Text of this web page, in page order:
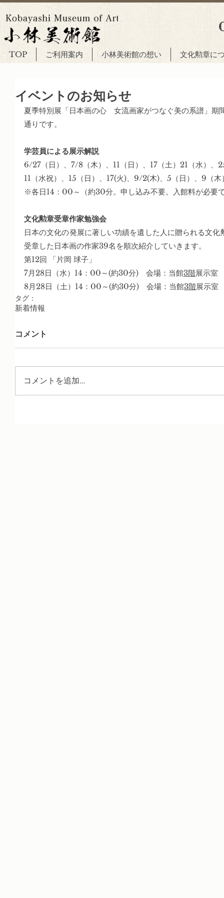
TOP ご利用案内 小林美術館の想い 文化勲章に
イベントのお知らせ
夏季特別展「日本画の心　女流画家がつなぐ美の系譜」期
通りです。
学芸員による展示解説
6/27（日）、7/8（木）、11（日）、17（土）21（水）、
11（水祝）、15（日）、17(火)、9/2(木)、5（日）、9（木
※各日14：00～（約30分。申し込み不要。入館料が必要
文化勲章受章作家勉強会
日本の文化の発展に著しい功績を遺した人に贈られる文
受章した日本画の作家39名を順次紹介していきます。
第12回 「片岡 球子」
7月28日（水）14：00～(約30分)　会場：当館3階展示室
8月28日（土）14：00～(約30分)　会場：当館3階展示室
タグ：
新着情報
コメント
コメントを追加…